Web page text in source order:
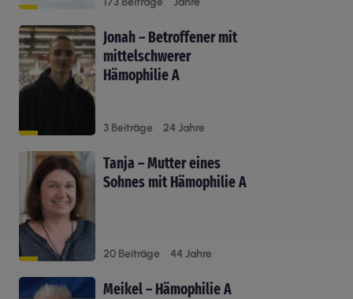
Jonah – Betroffener mit
mittelschwerer
Hämophilie A
3 Beiträge 24 Jahre
Tanja – Mutter eines
Sohnes mit Hämophilie A
20 Beiträge 44 Jahre
Meikel – Hämophilie A